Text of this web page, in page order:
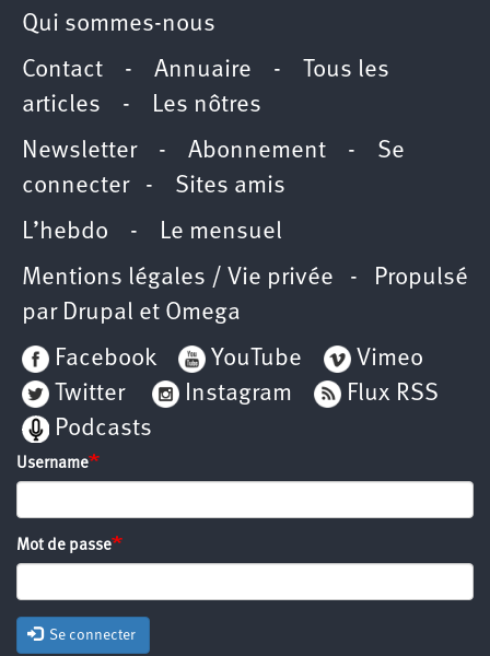
Qui sommes-nous
Contact - Annuaire -
Tous les
articles - Les nôtres
Newsletter- Abonnement - Se
connecter- Sites amis
L’hebdo - Le mensuel
Mentions légales / Vie privée - Propulsé
par Drupal et Omega
Facebook
YouTube
Vimeo
Twitter
Instagram
Flux RSS
Podcasts
Username
Mot de passe
Se connecter